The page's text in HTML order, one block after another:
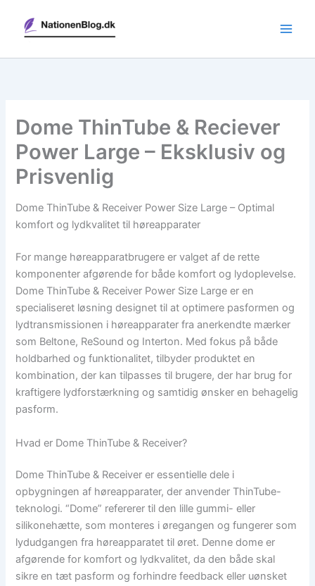
indholdet
Dome ThinTube & Reciever
Power Large – Eksklusiv og
Prisvenlig
Dome ThinTube & Receiver Power Size Large – Optimal
komfort og lydkvalitet til høreapparater
For mange høreapparatbrugere er valget af de rette
komponenter afgørende for både komfort og lydoplevelse.
Dome ThinTube & Receiver Power Size Large er en
specialiseret løsning designet til at optimere pasformen og
lydtransmissionen i høreapparater fra anerkendte mærker
som Beltone, ReSound og Interton. Med fokus på både
holdbarhed og funktionalitet, tilbyder produktet en
kombination, der kan tilpasses til brugere, der har brug for
kraftigere lydforstærkning og samtidig ønsker en behagelig
pasform.
Hvad er Dome ThinTube & Receiver?
Dome ThinTube & Receiver er essentielle dele i
opbygningen af høreapparater, der anvender ThinTube-
teknologi. “Dome” refererer til den lille gummi- eller
silikonehætte, som monteres i øregangen og fungerer som
lydudgangen fra høreapparatet til øret. Denne dome er
afgørende for komfort og lydkvalitet, da den både skal
sikre en tæt pasform og forhindre feedback eller uønsket